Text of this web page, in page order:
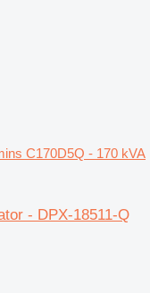
C170D5Q - 170 kVA
- DPX-18511-Q